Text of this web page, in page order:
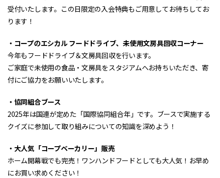
受付いたします。この日限定の入会特典もご用意してお待ちしてお
ります！
・コープのエシカル フードドライブ、未使用文房具回収コーナー
今年もフードドライブ＆文房具回収を行います。
ご家庭で未使用の食品・文房具をスタジアムへお持ちいただき、寄
付にご協力をお願いいたします。
・協同組合ブース
2025年は国連が定めた「国際協同組合年」です。ブースで実施する
クイズに参加して取り組みについての知識を深めよう！
・大人気「コープベーカリー」販売
ホーム開幕戦でも完売！ワンハンドフードとしても大人気！お早め
にお買い求めください！